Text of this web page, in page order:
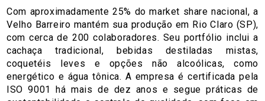
Com aproximadamente 25% do market share nacional, a
Velho Barreiro mantém sua produção em Rio Claro (SP),
com cerca de 200 colaboradores. Seu portfólio inclui a
cachaça tradicional, bebidas destiladas mistas,
coquetéis leves e opções não alcoólicas, como
energético e água tônica. A empresa é certificada pela
ISO 9001 há mais de dez anos e segue práticas de